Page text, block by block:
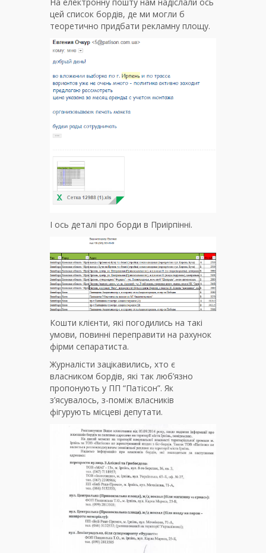
На електронну пошту нам надіслали ось
цей список бордів, де ми могли б
теоретично придбати рекламну площу.
І ось деталі про борди в Приірпінні.
Кошти клієнти, які погодились на такі
умови, повинні переправити на рахунок
фірми сепаратиста.
Журналісти зацікавились, хто є
власником бордів, які так люб’язно
пропонують у ПП “Патісон”. Як
з’ясувалось, з-поміж власників
фігурують місцеві депутати.